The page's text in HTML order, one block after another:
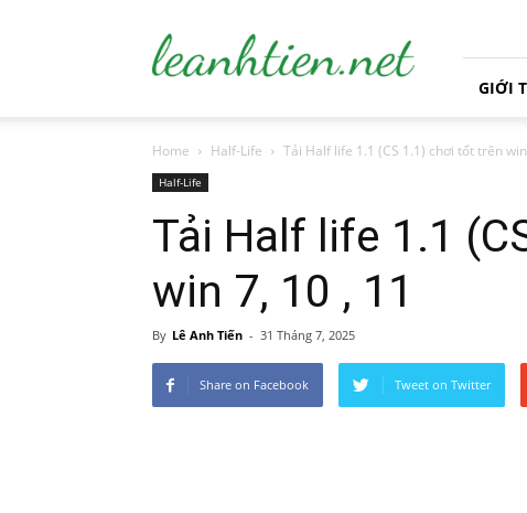
GIỚI
Home Half-Life Tải Half life 1.1 (CS 1.1) chơi tốt trên
Half-Life
Tải Half life 1.1
win 7, 10 , 11
By Lê Anh Tiến - 31 Tháng 7, 2025
Share on Facebook Tweet on Twitter